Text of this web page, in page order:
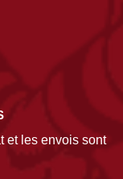
et les envois sont